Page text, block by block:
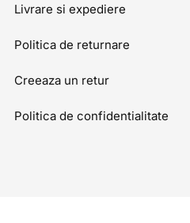
Livrare si expediere
Politica de returnare
Creeaza un retur
Politica de confidentialitate